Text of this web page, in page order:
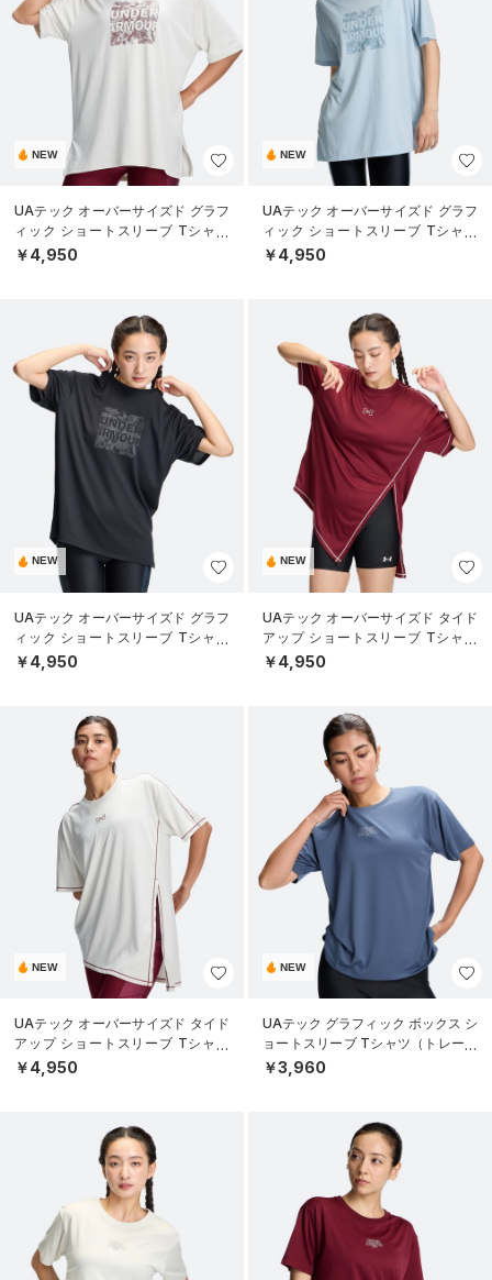
NEW
UAテック オーバーサイズド グラフ
ィック ショートスリーブ Tシャツ
（トレーニング/WOMEN）
￥4,950
NEW
UAテック オーバーサイズド グラフ
ィック ショートスリーブ Tシャツ
（トレーニング/WOMEN）
￥4,950
NEW
UAテック オーバーサイズド グラフ
ィック ショートスリーブ Tシャツ
（トレーニング/WOMEN）
￥4,950
NEW
UAテック オーバーサイズド タイド
アップ ショートスリーブ Tシャツ
（トレーニング/WOMEN）
￥4,950
NEW
UAテック オーバーサイズド タイド
アップ ショートスリーブ Tシャツ
（トレーニング/WOMEN）
￥4,950
NEW
UAテック グラフィック ボックス シ
ョートスリーブ Tシャツ（トレーニ
ング/WOMEN）
￥3,960